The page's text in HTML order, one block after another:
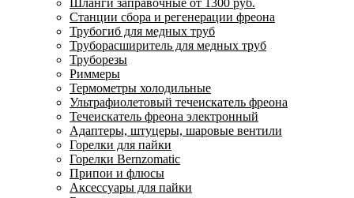
Шланги заправочные от 1300 руб.
Станции сбора и регенерации фреона
Трубогиб для медных труб
Труборасширитель для медных труб
Труборезы
Риммеры
Термометры холодильные
Ультрафиолетовый течеискатель фреона
Течеискатель фреона электронный
Адаптеры, штуцеры, шаровые вентили
Горелки для пайки
Горелки Bernzomatic
Припои и флюсы
Аксессуары для пайки